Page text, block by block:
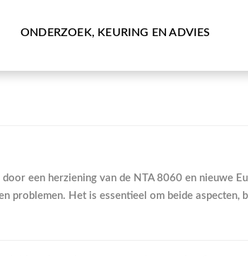
ONDERZOEK, KEURING EN ADVIES
een herziening van de NTA 8060 en nieuwe
problemen. Het is essentieel om beide